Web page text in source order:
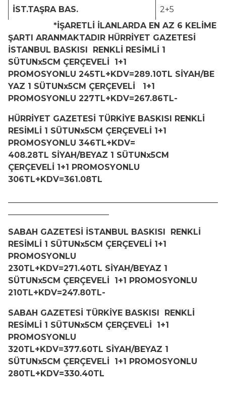
İST.TAŞRA BAS.
2+5
*İŞARETLİ İLANLARDA EN AZ 6 KELİME
ŞARTI ARANMAKTADIR HÜRRİYET GAZETESİ
İSTANBUL BASKISI RENKLİ RESİMLİ 1
SÜTUNx5CM ÇERÇEVELİ 1+1
PROMOSYONLU 245TL+KDV=289.10TL SİYAH/BE
YAZ 1 SÜTUNx5CM ÇERÇEVELİ 1+1
PROMOSYONLU 227TL+KDV=267.86TL-
HÜRRİYET GAZETESİ TÜRKİYE BASKISI RENKLİ
RESİMLİ 1 SÜTUNx5CM ÇERÇEVELİ 1+1
PROMOSYONLU 346TL+KDV=
408.28TL SİYAH/BEYAZ 1 SÜTUNx5CM
ÇERÇEVELİ 1+1 PROMOSYONLU
306TL+KDV=361.08TL
SABAH GAZETESİ İSTANBUL BASKISI RENKLİ
RESİMLİ 1 SÜTUNx5CM ÇERÇEVELİ 1+1
PROMOSYONLU
230TL+KDV=271.40TL SİYAH/BEYAZ 1
SÜTUNx5CM ÇERÇEVELİ 1+1 PROMOSYONLU
210TL+KDV=247.80TL-
SABAH GAZETESİ TÜRKİYE BASKISI RENKLİ
RESİMLİ 1 SÜTUNx5CM ÇERÇEVELİ 1+1
PROMOSYONLU
320TL+KDV=377.60TL SİYAH/BEYAZ 1
SÜTUNx5CM ÇERÇEVELİ 1+1 PROMOSYONLU
280TL+KDV=330.40TL